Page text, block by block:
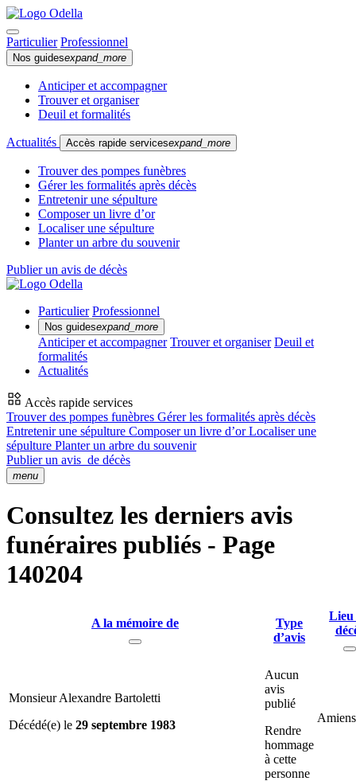
Particulier Professionnel
Nos guidesexpand_more
Anticiper et accompagner
Trouver et organiser
Deuil et formalités
Actualités Accès rapide servicesexpand_more
Trouver des pompes funèbres
Gérer les formalités après décès
Entretenir une sépulture
Composer un livre d’or
Localiser une sépulture
Planter un arbre du souvenir
Publier un avis de décès
Particulier Professionnel
Nos guidesexpand_more
Anticiper et accompagner Trouver et organiser Deuil et
formalités
Actualités
Accès rapide services
Trouver des pompes funèbres Gérer les formalités après décès
Entretenir une sépulture Composer un livre d’orLocaliser une
sépulture Planter un arbre du souvenir
Publier un avis de décès
menu
Consultez les derniers avis
funéraires publiés - Page
140204
A la mémoire de
Type
d’avis
Lieu
Monsieur Alexandre Bartoletti
Décédé(e) le 29 septembre 1983
Aucun
avis
publié
Rendre
hommage
à cette
personne